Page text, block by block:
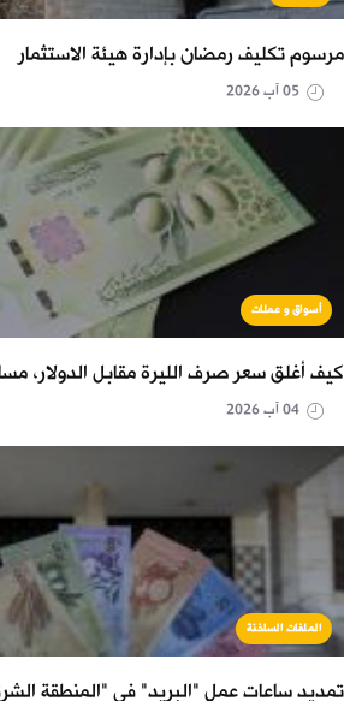
مرسوم تكليف رمضان بإدارة هيئة الاستثمار
أسواق و عملات
كيف أغلق سعر صرف الليرة مقابل الدولار، مساء
الملفات الساخنة
تمديد ساعات عمل "البريد" في "المنطقة